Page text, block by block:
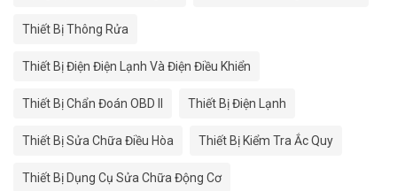
Thiết Bị Thông Rửa
Thiết Bị Điện Điện Lạnh Và Điện Điều Khiển
Thiết Bị Chẩn Đoán OBD II Thiết Bị Điện Lạnh
Thiết Bị Sửa Chữa Điều Hòa Thiết Bị Kiểm Tra Ắc Quy
Thiết Bị Dụng Cụ Sửa Chữa Động Cơ